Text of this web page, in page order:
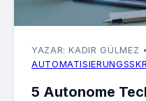
YAZAR: KADIR GÜLMEZ
5 Autonome